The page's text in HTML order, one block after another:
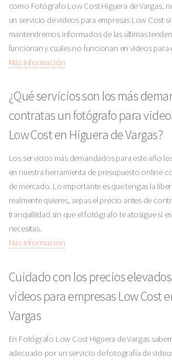
como Fotógrafo Low Cost Higuera de Vargas,
un servicio de videos para empresas Low Cost
mantendremos informados de las últimas
funcionan y cuales no funcionan en videos para
Más Información
¿Qué servicios son los más
contratas un fotógrafo para
Low Cost en Higuera de Vargas?
Los servicios más demandados para este año
en nuestra herramienta de presupuesto online
de mercado. Lo importante es que tengas la
realmente quieres, sepas el precio antes de
tranquiliidad sin que el fotógrafo te atosigue si
necesitas.
Más Información
Cuidado con los precios
videos para empresas Low Cost
Vargas
En Fotógrafo Low Cost Higuera de Vargas
adecuado por un servicio de fotografía de